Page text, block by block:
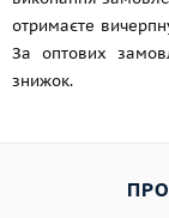
отримаєте
За оптових
знижок.